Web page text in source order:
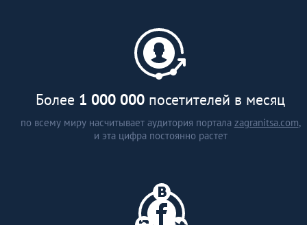
аналитические статьи
интервью с экспертами
Более 1 000 000 посетителей в месяц
по всему миру насчитывает аудитория портала zagranitsa.com,
и эта цифра постоянно растет